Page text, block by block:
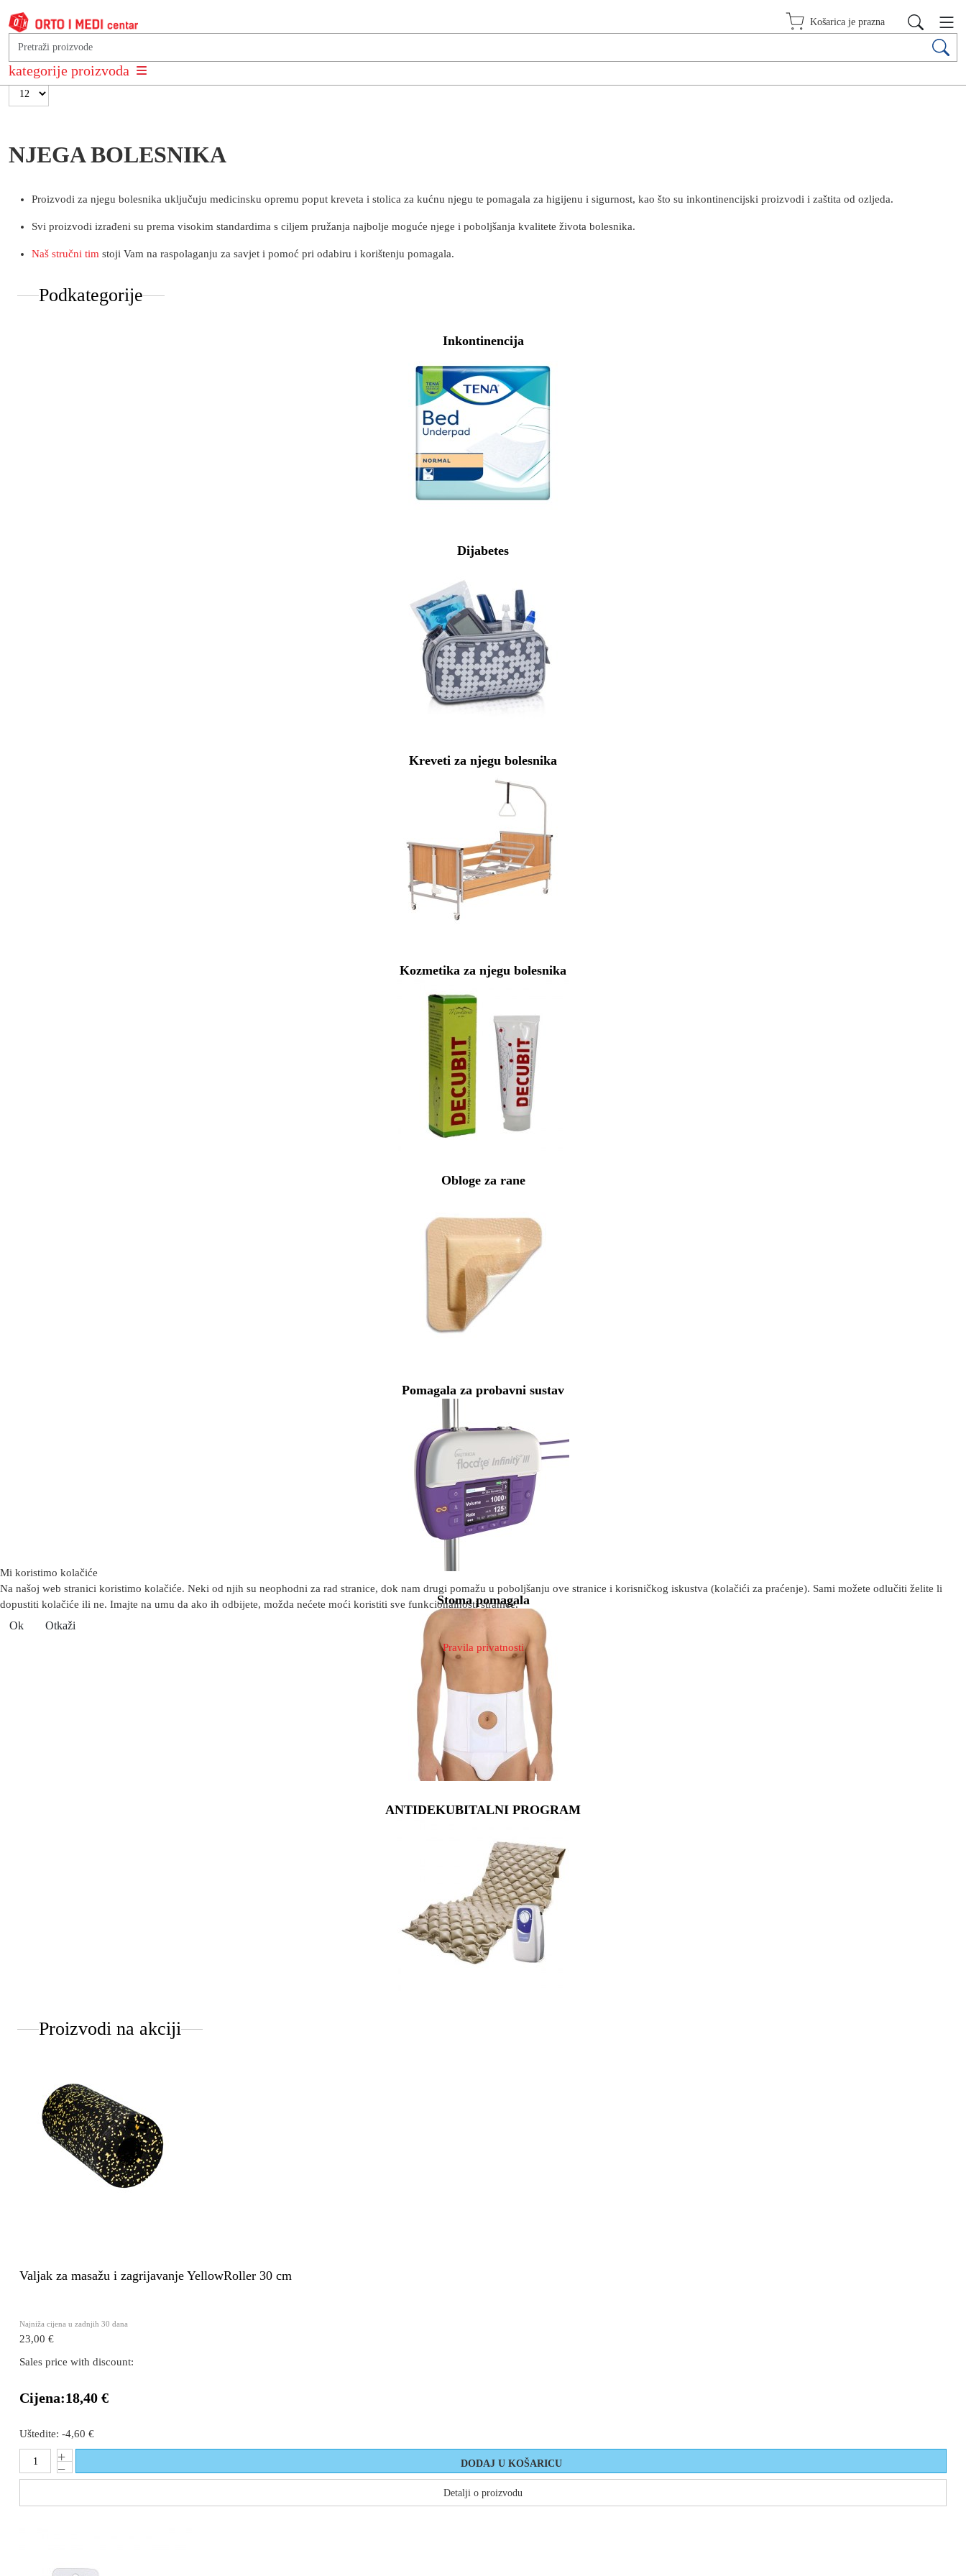
kategorije proizvoda
Košarica je prazna
Poredaj po
Cijena proizvoda +/-
Zapis nije pronađen
NJEGA BOLESNIKA
Proizvodi za njegu bolesnika uključuju medicinsku opremu poput kreveta i stolica za kućnu njegu te pomagala za higijenu i sigurnost, kao što su inkontinencijski proizvodi i zaštita od ozljeda.
Svi proizvodi izrađeni su prema visokim standardima s ciljem pružanja najbolje moguće njege i poboljšanja kvalitete života bolesnika.
Naš stručni tim stoji Vam na raspolaganju za savjet i pomoć pri odabiru i korištenju pomagala.
Podkategorije
Inkontinencija
Dijabetes
Kreveti za njegu bolesnika
Kozmetika za njegu bolesnika
Obloge za rane
Pomagala za probavni sustav
Stoma pomagala
ANTIDEKUBITALNI PROGRAM
Proizvodi na akciji
Valjak za masažu i zagrijavanje YellowRoller 30 cm
Najniža cijena u zadnjih 30 dana
23,00 €
Sales price with discount:
Cijena:18,40 €
Uštedite: -4,60 €
Detalji o proizvodu
Mi koristimo kolačiće
Na našoj web stranici koristimo kolačiće. Neki od njih su neophodni za rad stranice, dok nam drugi pomažu u poboljšanju ove stranice i korisničkog iskustva (kolačići za praćenje). Sami možete odlučiti želite li
dopustiti kolačiće ili ne. Imajte na umu da ako ih odbijete, možda nećete moći koristiti sve funkcionalnosti stranice.
Ok Otkaži
Pravila privatnosti